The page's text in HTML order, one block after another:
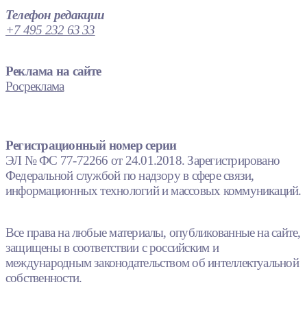
Телефон редакции
+7 495 232 63 33
Реклама на сайте
Росреклама
Регистрационный номер серии
ЭЛ № ФС 77-72266 от 24.01.2018. Зарегистрировано
Федеральной службой по надзору в сфере связи,
информационных технологий и массовых коммуникаций.
Все права на любые материалы, опубликованные на сайте,
защищены в соответствии с российским и
международным законодательством об интеллектуальной
собственности.